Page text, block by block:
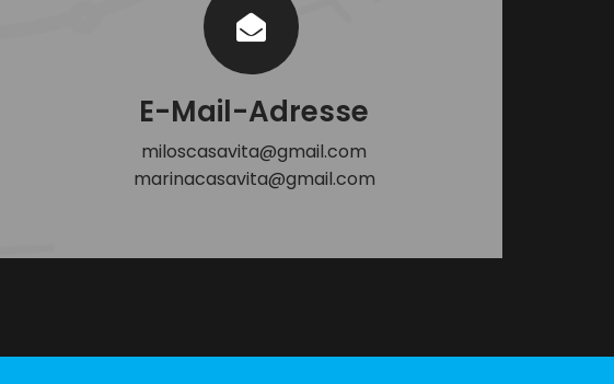
E-Mail-Adresse
miloscasavita@gmail.com
marinacasavita@gmail.com